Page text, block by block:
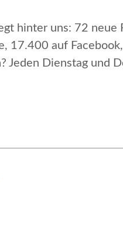
hinter uns: 72
17.400 auf
Jeden Dienstag und